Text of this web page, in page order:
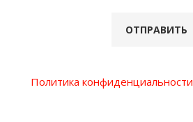
Политика конфиденциальности